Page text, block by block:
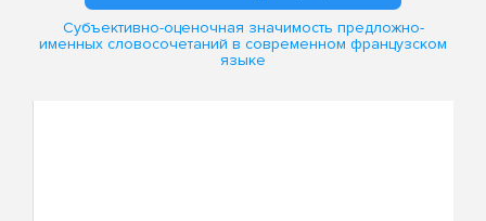
Субъективно-оценочная значимость предложно-
именных словосочетаний в современном французском
языке